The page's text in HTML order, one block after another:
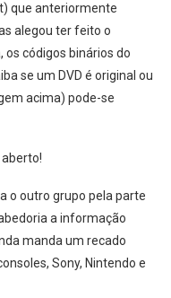
que anteriormente
alegou ter feito o
os códigos binários do
se um DVD é original ou
acima) pode-se
o outro grupo pela parte
a informação
manda um recado
Sony, Nintendo e